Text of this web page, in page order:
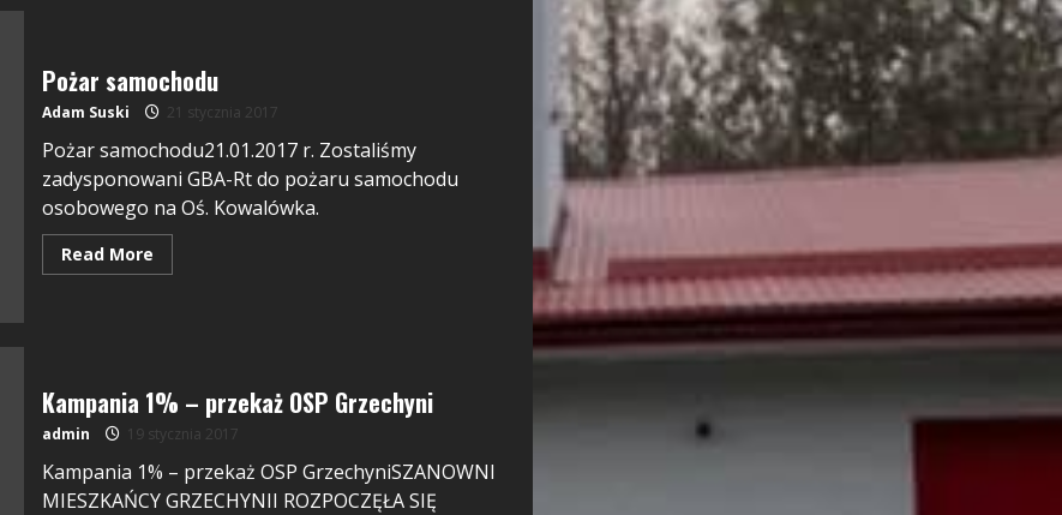
Pożar samochodu
Adam Suski 21 stycznia 2017
Pożar samochodu21.01.2017 r. Zostaliśmy
zadysponowani GBA-Rt do pożaru samochodu
osobowego na Oś. Kowalówka.
Read More
Kampania 1% – przekaż OSP Grzechyni
admin 19 stycznia 2017
Kampania 1% – przekaż OSP GrzechyniSZANOWNI
MIESZKAŃCY GRZECHYNII ROZPOCZĘŁA SIĘ